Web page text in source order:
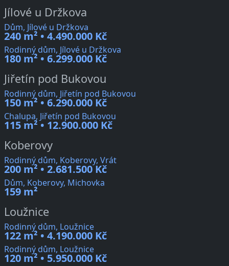
Jílové u Držkova
Dům, Jílové u Držkova
240 m² • 4.490.000 Kč
Rodinný dům, Jílové u Držkova
180 m² • 6.299.000 Kč
Jiřetín pod Bukovou
Rodinný dům, Jiřetín pod Bukovou
150 m² • 6.290.000 Kč
Chalupa, Jiřetín pod Bukovou
115 m² • 12.900.000 Kč
Koberovy
Rodinný dům, Koberovy, Vrát
200 m² • 2.681.500 Kč
Dům, Koberovy, Michovka
159 m²
Loužnice
Rodinný dům, Loužnice
122 m² • 4.190.000 Kč
Rodinný dům, Loužnice
120 m² • 5.950.000 Kč